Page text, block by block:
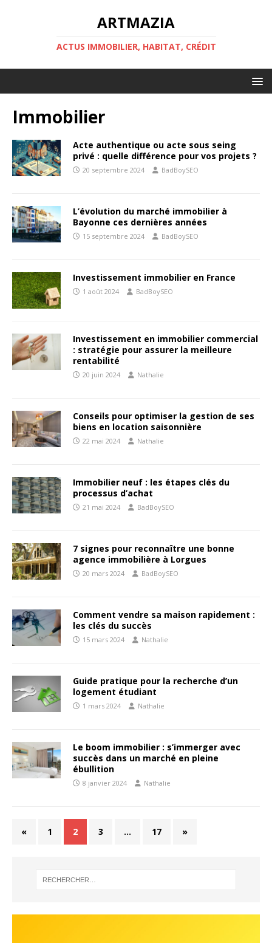
ARTMAZIA
ACTUS IMMOBILIER, HABITAT, CRÉDIT
Immobilier
Acte authentique ou acte sous seing
privé : quelle différence pour vos projets ?
20 septembre 2024 BadBoySEO
L’évolution du marché immobilier à
Bayonne ces dernières années
15 septembre 2024 BadBoySEO
Investissement immobilier en France
1 août 2024 BadBoySEO
Investissement en immobilier commercial
: stratégie pour assurer la meilleure
rentabilité
20 juin 2024 Nathalie
Conseils pour optimiser la gestion de ses
biens en location saisonnière
22 mai 2024 Nathalie
Immobilier neuf : les étapes clés du
processus d’achat
21 mai 2024 BadBoySEO
7 signes pour reconnaître une bonne
agence immobilière à Lorgues
20 mars 2024 BadBoySEO
Comment vendre sa maison rapidement :
les clés du succès
15 mars 2024 Nathalie
Guide pratique pour la recherche d’un
logement étudiant
1 mars 2024 Nathalie
Le boom immobilier : s’immerger avec
succès dans un marché en pleine
ébullition
8 janvier 2024 Nathalie
« 1 2 3 … 17 »